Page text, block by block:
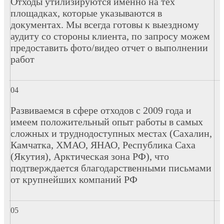
площадках, которые указываются в
документах. Мы всегда готовы к выездному
аудиту со стороны клиента, по запросу можем
предоставить фото/видео отчет о выполнении
работ
Развиваемся в сфере отходов с 2009 года и
имеем положительный опыт работы в самых
сложных и труднодоступных местах (Сахалин,
Камчатка, ХМАО, ЯНАО, Республика Саха
(Якутия), Арктическая зона РФ), что
подтверждается благодарственными письмами
от крупнейших компаний РФ